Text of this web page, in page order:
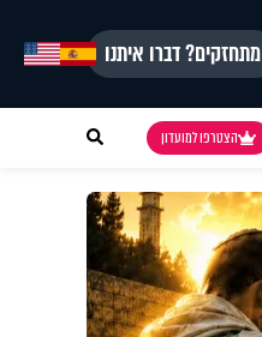
מתחזקים? דברו איתנו
הצטרפו למועדון